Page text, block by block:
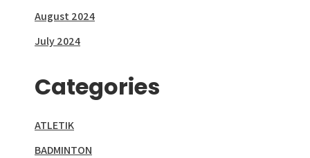
August 2024
July 2024
Categories
ATLETIK
BADMINTON